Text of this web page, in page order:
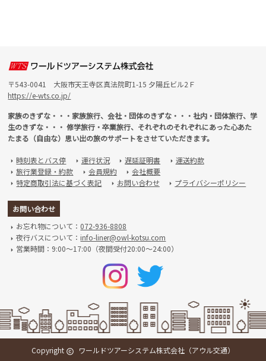
〒543-0041 大阪市天王寺区真法院町1-15 夕陽丘ビル2Ｆ
https://e-wts.co.jp/
家族のきずな・・・家族旅行、会社・団体のきずな・・・社内・団体旅行、学
生のきずな・・・ 修学旅行・卒業旅行、それぞれのそれぞれにあった心あた
たまる（自由な）思い出の旅のサポートをさせていただきます。
arrow_right 時刻表とバス停 arrow_right 運行状況 arrow_right遅延証明書 arrow_right 運送約款
arrow_right旅行業登録・約款 arrow_right 会員規約 arrow_right会社概要
arrow_right特定商取引法に基づく表記 arrow_right お問い合わせ arrow_right プライバシーポリシー
お問い合わせ
arrow_right お忘れ物について： 072-936-8808
arrow_right夜行バスについて： info-liner@owl-kotsu.com
arrow_right 営業時間：9:00～17:00（夜間受付20:00～24:00）
Copyright copyright ワールドツアーシステム株式会社（アウル交通）